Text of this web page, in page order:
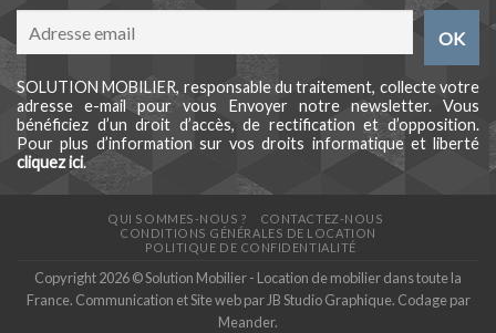
SOLUTION MOBILIER, responsable du traitement, collecte votre
adresse e-mail pour vous Envoyer notre newsletter. Vous
bénéficiez d’un droit d’accès, de rectification et d’opposition.
Pour plus d’information sur vos droits informatique et liberté
cliquez ici.
QUI SOMMES-NOUS ?
CONTACTEZ-NOUS
CONDITIONS GÉNÉRALES DE LOCATION
POLITIQUE DE CONFIDENTIALITÉ
Copyright 2026 © Solution Mobilier - Location de mobilier dans toute la
France. Communication et Site web par JB Studio Graphique. Codage par
Meander.